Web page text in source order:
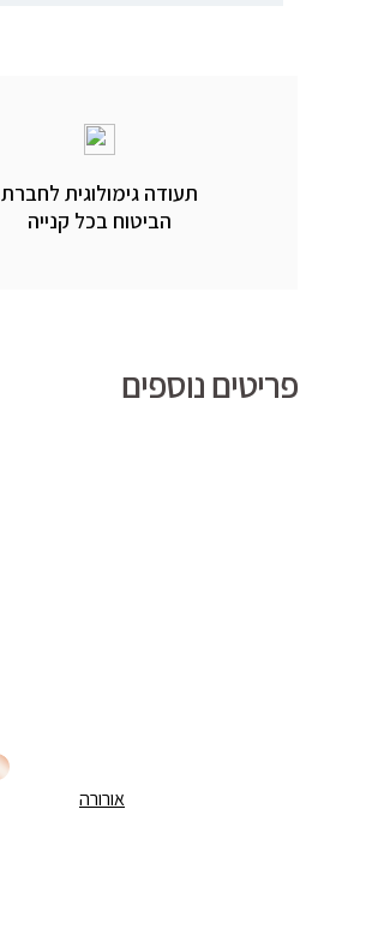
תעודה גימולוגית לחברת
הביטוח בכל קנייה
פריטים נוספים
אורורה